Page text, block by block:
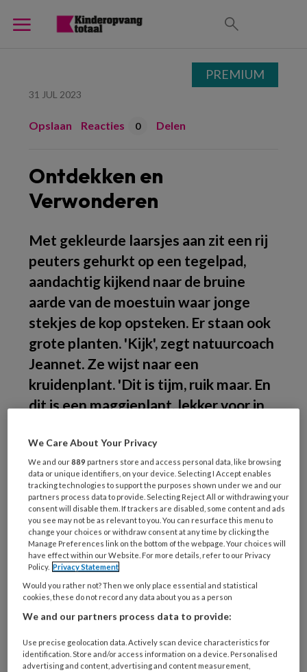
31 JUL 2023
Opslaan Reacties 0 Delen
Ontdekken en
Verwonderen
Met gekleurde laarsjes aan zit een rij
peuters gehurkt op een tegelpad,
aandachtig kijkend naar de bruine
aarde van de moestuin waar jonge
stekjes de kop opsteken. Er staan ook
grote planten. 'Kijk', zegt natuurcoach
Jeannet. Ze wijst naar een
kruidenplant. 'Dit is tijm, ruik maar. En
dit is een maggieplant, lekker voor in
op speurtocht in de buitenruimte van
Kinderdagverblijf Pepeloentje. Alle
zintuigen worden geprikkeld: ruiken,
voelen, zien, horen en proeven. En er is
nog veel meer te ontdekken.
Kinderdagverblijf
REGISTREREN
Wil je dit artikel lezen?
PREMIUM
We Care About Your Privacy
We and our889 partners store and access personal data, like browsing
data or unique identifiers, on your device. Selecting I Accept enables
tracking technologies to support the purposes shown under we and our
partners process data to provide. Selecting Reject All or withdrawing your
consent will disable them. If trackers are disabled, some content and ads
you see may not be as relevant to you. You can resurface this menu to
change your choices or withdraw consent at any time by clicking the
Manage Preferences link on the bottom of the webpage. Your choices will
have effect within our Website. For more details, refer to our Privacy
Policy. Privacy Statement
Would you rather not? Then we only place essential and statistical
cookies, these do not record any data about you as a person
We and our partners process data to provide:
Use precise geolocation data. Actively scan device characteristics for
identification. Store and/or access information on a device. Personalised
advertising and content, advertising and content measurement,